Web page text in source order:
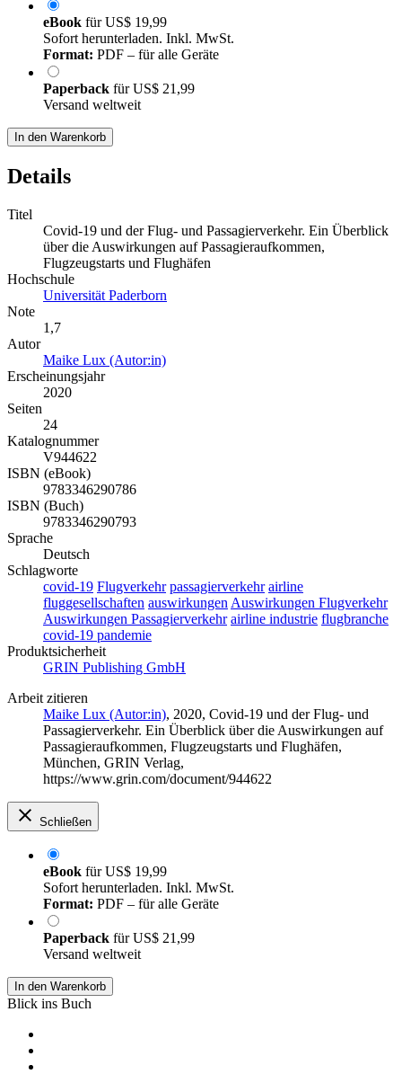
eBook fürUS$ 19,99
Sofort herunterladen. Inkl. MwSt.
Format: PDF – für alle Geräte
Paperback fürUS$ 21,99
Versand weltweit
In den Warenkorb
Details
Titel
Covid-19 und der Flug- und Passagierverkehr. Ein Überblick
über die Auswirkungen auf Passagieraufkommen,
Flugzeugstarts und Flughäfen
Hochschule
Universität Paderborn
Note
1,7
Autor
Maike Lux (Autor:in)
Erscheinungsjahr
2020
Seiten
24
Katalognummer
V944622
ISBN (eBook)
9783346290786
ISBN (Buch)
9783346290793
Sprache
Deutsch
Schlagworte
covid-19 Flugverkehr passagierverkehr airline
fluggesellschaften auswirkungen Auswirkungen Flugverkehr
Auswirkungen Passagierverkehr airline industrie flugbranche
covid-19 pandemie
Produktsicherheit
GRIN Publishing GmbH
Arbeit zitieren
Maike Lux (Autor:in), 2020, Covid-19 und der Flug- und
Passagierverkehr. Ein Überblick über die Auswirkungen auf
Passagieraufkommen, Flugzeugstarts und Flughäfen,
München, GRIN Verlag,
https://www.grin.com/document/944622
Schließen
eBook fürUS$ 19,99
Sofort herunterladen. Inkl. MwSt.
Format: PDF – für alle Geräte
Paperback fürUS$ 21,99
Versand weltweit
In den Warenkorb
Blick ins Buch